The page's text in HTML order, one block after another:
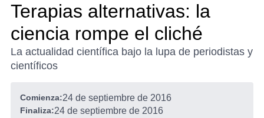
Terapias alternativas: la
ciencia rompe el cliché
La actualidad científica bajo la lupa de periodistas y
científicos
Comienza:24 de septiembre de 2016
Finaliza:24 de septiembre de 2016